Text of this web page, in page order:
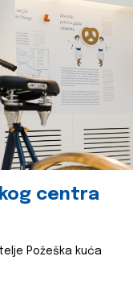
centra
Požeška kuća